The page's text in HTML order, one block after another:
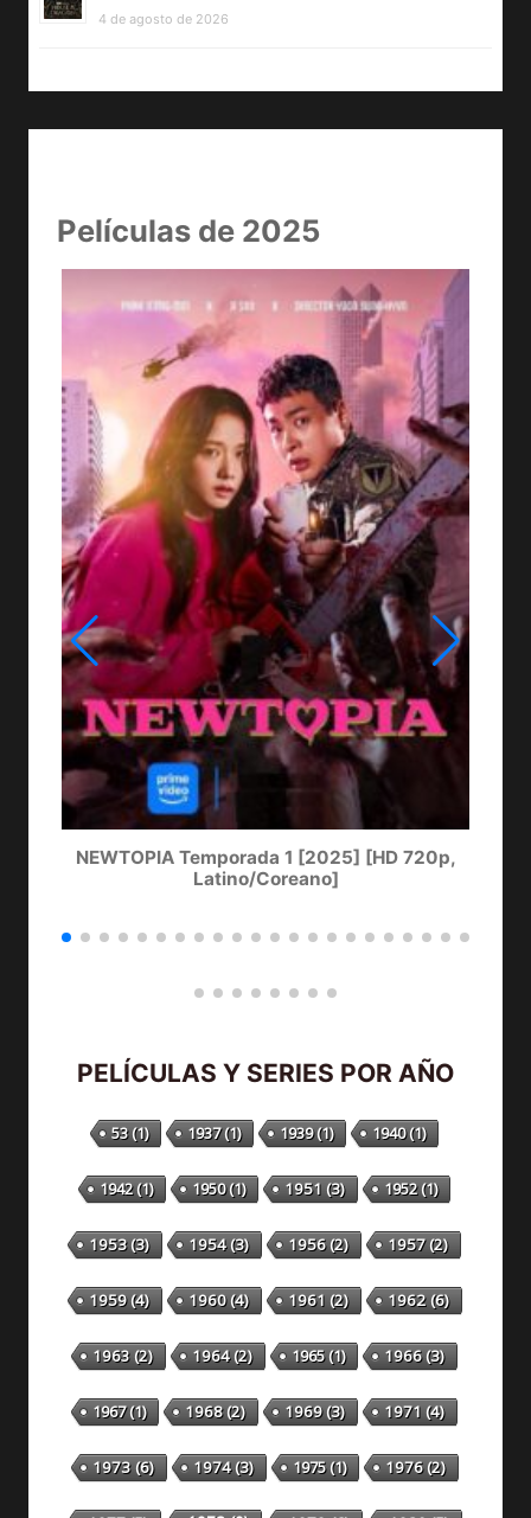
4 de agosto de 2026
Películas de 2025
NEWTOPIA Temporada 1 [2025] [HD 720p,
Latino/Coreano]
PELÍCULAS Y SERIES POR AÑO
53(1) 1937(1) 1939(1) 1940(1)
1942(1) 1950(1) 1951 (3) 1952(1)
1953(3) 1954(3) 1956(2) 1957(2)
1959(4) 1960(4) 1961 (2) 1962(6)
1963(2) 1964(2) 1965(1) 1966(3)
1967(1) 1968(2) 1969(3) 1971 (4)
1973(6) 1974(3) 1975(1) 1976(2)